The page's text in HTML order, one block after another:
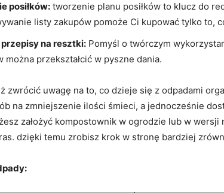
posiłków: tworzenie planu posiłków to klucz do
listy zakupów pomoże Ci kupować tylko to,
na resztki: Pomyśl o twórczym
można przekształcić w pyszne dania.
zwrócić uwagę na to, co dzieje się z odpadami
na zmniejszenie ilości śmieci, a jednocześnie
założyć kompostownik w ogrodzie lub w
dzięki temu zrobisz krok w stronę bardziej